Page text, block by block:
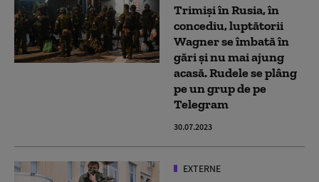
Trimiși în Rusia, în
concediu, luptătorii
Wagner se îmbată în
gări și nu mai ajung
acasă. Rudele se plâng
pe un grup de pe
Telegram
30.07.2023
EXTERNE